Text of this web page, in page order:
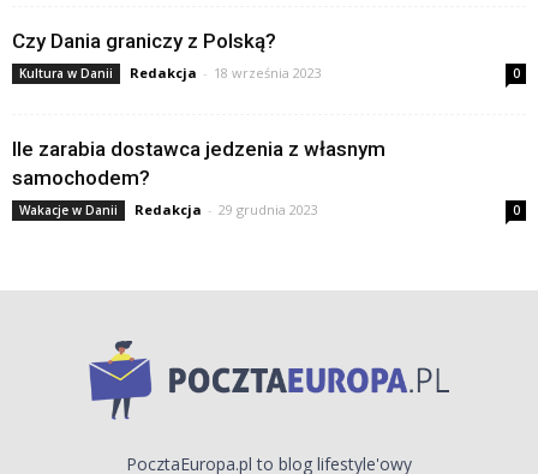
Czy Dania graniczy z Polską?
Kultura w Danii Redakcja - 18 września 2023 0
Ile zarabia dostawca jedzenia z własnym
samochodem?
Wakacje w Danii Redakcja - 29 grudnia 2023 0
PocztaEuropa.pl to blog lifestyle'owy